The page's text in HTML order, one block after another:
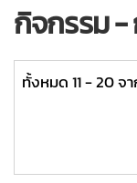
กิจกรรม -
ทั้งหมด 11 - 20 จา